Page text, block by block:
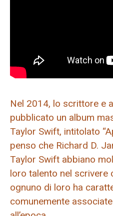
Nel 2014, lo scrittore e
pubblicato un album
Taylor Swift, intitolato
penso che Richard D.
Taylor Swift abbiano
loro talento nel scrivere
ognuno di loro ha
comunemente associate